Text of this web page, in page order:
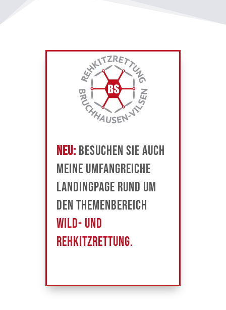
NEU: Besuchen Sie auch
meine umfangreiche
Landingpage rund um
den Themenbereich
Wild- und
Rehkitzrettung.